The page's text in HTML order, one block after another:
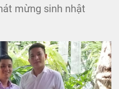
mừng sinh nhật